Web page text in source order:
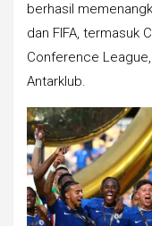
berhasil
dan FIFA, termasuk
Conference
Antarklub.